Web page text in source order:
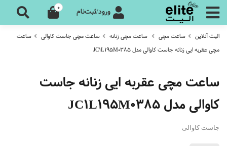
ورود/ثبت‌نام 0
الیت آنلاین ساعت مچی ساعت مچی زنانه ساعت مچی جاست کاوالی
ساعت
مچی عقربه ایی زنانه جاست کاوالی مدل JC1L195M0385
ساعت مچی عقربه ایی زنانه جاست
کاوالی مدل JC1L195M0385
جاست کاوالی